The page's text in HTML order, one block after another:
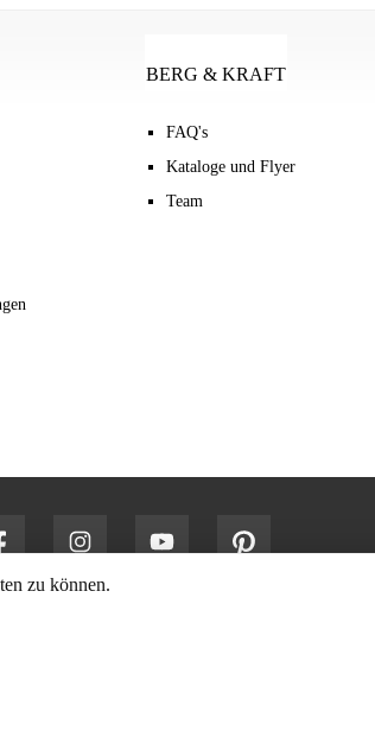
BERG & KRAFT
FAQ's
Kataloge und Flyer
Team
zu können.